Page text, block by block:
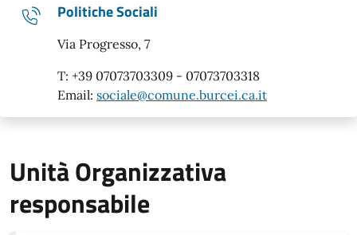
Politiche Sociali
Via Progresso, 7
T: +39 07073703309 - 07073703318
Email: sociale@comune.burcei.ca.it
Unità Organizzativa
responsabile